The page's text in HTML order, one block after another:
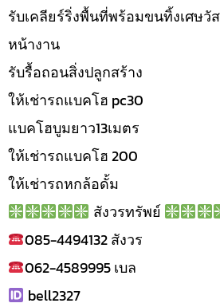
รับเคลียร์ริ่งพื้นที่พร้อมขนทิ้งเศษวั
หน้างาน
รับรื้อถอนสิ่งปลูกสร้าง
ให้เช่ารถแบคโฮ pc30
แบคโฮบูมยาว13เมตร
ให้เช่ารถแบคโฮ 200
ให้เช่ารถหกล้อดั้ม
สังวรทรัพย์
085-4494132 สังวร
062-4589995 เบล
bell2327